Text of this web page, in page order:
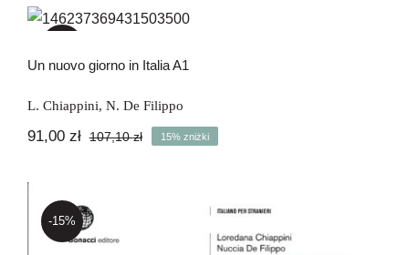
94,50 zł.
45,00 zł.
Un nuovo giorno in Italia A1
Un nuovo giorno in Italia A1
L. Chiappini, N. De Filippo
107,10złPierwotna
91,00 zł
Aktualna
15% zniżki
-15%